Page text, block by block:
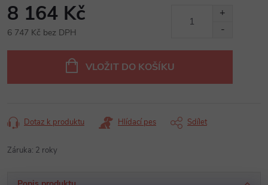
8 164 Kč
6 747 Kč bez DPH
VLOŽIT DO KOŠÍKU
Dotaz k produktu Hlídací pes Sdílet
Záruka: 2 roky